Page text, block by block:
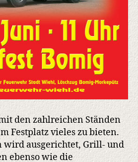
den zahlreichen Ständen
Festplatz vieles zu bieten.
wird ausgerichtet, Grill- und
ebenso wie die